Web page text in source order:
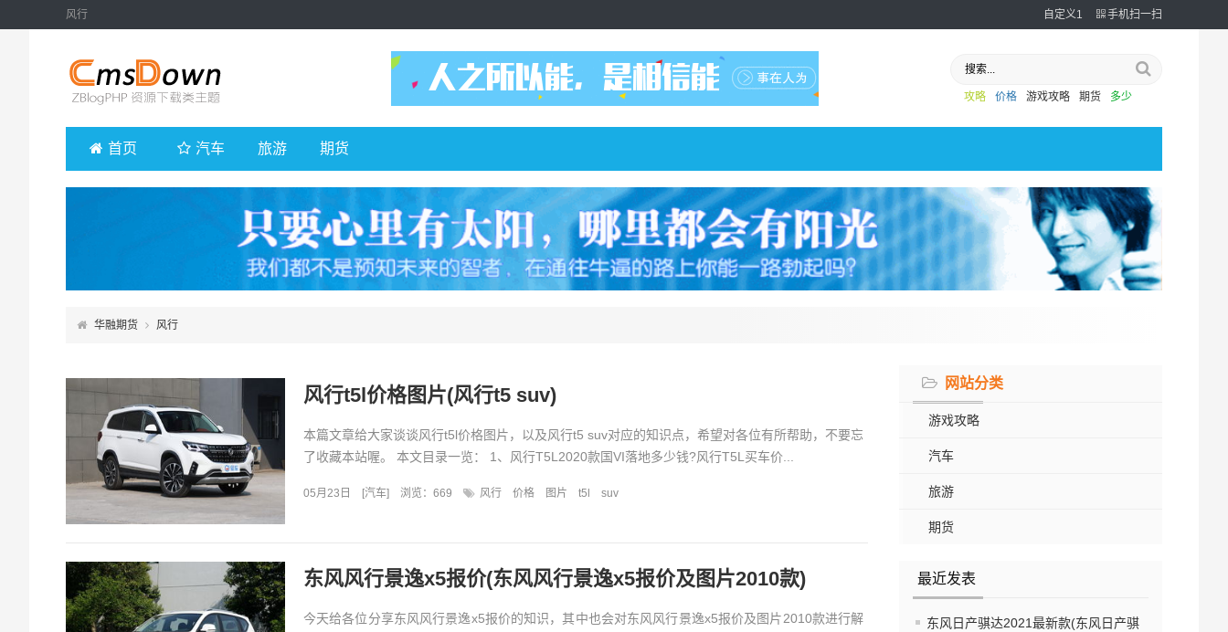
风行 自定义1 手机扫一扫
攻略 价格 游戏攻略 期货 多少
首页 汽车 旅游 期货
华融期货 风行
网站分类
游戏攻略
汽车
旅游
期货
最近发表
东风日产骐达2021最新款(东风日产骐
风行t5l价格图片(风行t5 suv)
本篇文章给大家谈谈风行t5l价格图片，以及风行t5 suv对应的知识点，希望对各位有所帮助，不要忘
了收藏本站喔。 本文目录一览： 1、风行T5L2020款国VI落地多少钱?风行T5L买车价...
05月23日 [汽车] 浏览：669 风行 价格 图片 t5l suv
东风风行景逸x5报价(东风风行景逸x5报价及图片2010款)
今天给各位分享东风风行景逸x5报价的知识，其中也会对东风风行景逸x5报价及图片2010款进行解